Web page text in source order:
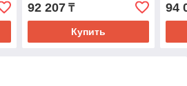
92 207₸
Купить
94